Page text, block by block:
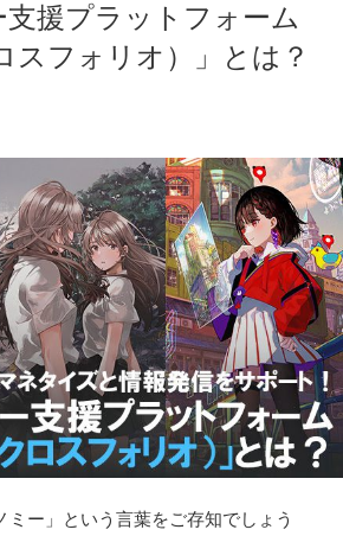
援プラットフォーム
スフォリオ）」とは？
ミー」という言葉をご存知でしょう